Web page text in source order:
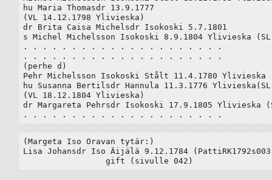
hu Maria Thomasdr 13.9.1777
(VL 14.12.1798 Ylivieska)
dr Brita Caisa Michelsdr Isokoski 5.7.1801
s Michel Michelsson Isokoski 8.9.1804 Ylivieska
. . . . . . . . . . . . . . . . . . . . .
. . . . . . . . . . . . . . . . . . . . .
(perhe d)
Pehr Michelsson Isokoski Stålt 11.4.1780 Ylivieska
hu Susanna Bertilsdr Hannula 11.3.1776
(VL 18.12.1804 Ylivieska)
dr Margareta Pehrsdr Isokoski 17.9.1805 Ylivieska
. . . . . . . . . . . . . . . . . . . . .
(Margeta Iso Oravan tytär:)
Lisa Johansdr Iso Äijälä 9.12.1784
		 gift (sivulle 042)